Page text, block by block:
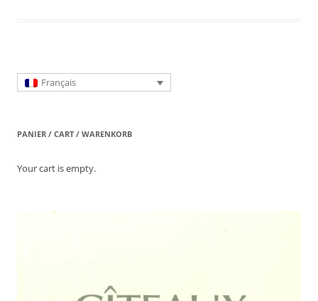
Français
PANIER / CART / WARENKORB
Your cart is empty.